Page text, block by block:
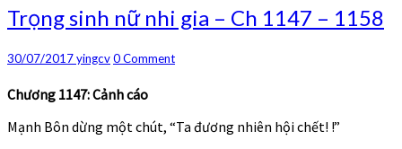
Trọng
sinh
nhi
–
Ch
1147
Trọng sinh nữ nhi gia – Ch 1147 – 1158
30/07/2017yingcvComments
0 Comment
Chương 1147: Cảnh cáo
Mạnh Bôn dừng một chút, “Ta đương nhiên hội chết! !”